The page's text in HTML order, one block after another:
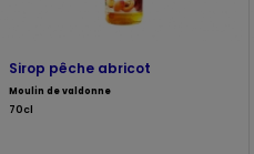
Sirop pêche abricot
Moulin de valdonne
70cl